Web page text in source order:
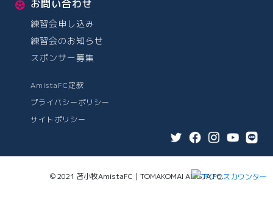
お問い合わせ
練習会申し込み
練習会のお知らせ
スポンサー募集
AmistaFC定款
プライバシーポリシー
サイトポリシー
© 2021 苫小牧AmistaFC｜TOMAKOMAI AMISTA FC.